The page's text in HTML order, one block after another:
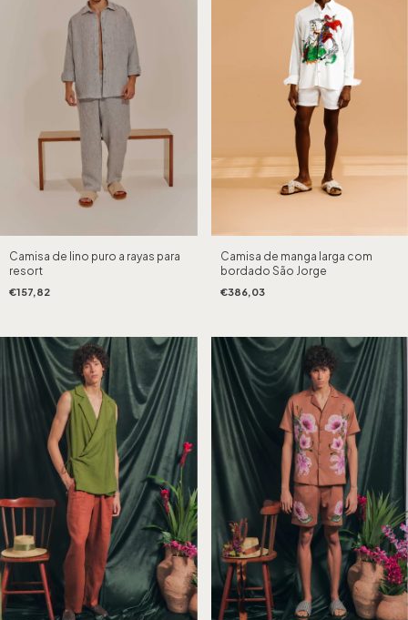
Camisa de lino puro a rayas para
resort
€157,82
Camisa de manga larga com
bordado São Jorge
€386,03